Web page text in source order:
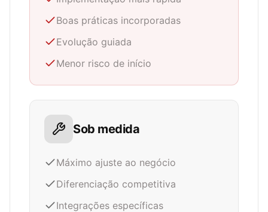
Boas práticas incorporadas
Evolução guiada
Menor risco de início
Sob medida
Máximo ajuste ao negócio
Diferenciação competitiva
Integrações específicas